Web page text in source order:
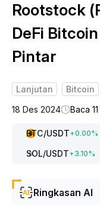
Rootstock
DeFi
Pintar
Lanjutan Bitcoin
18 Des 2024
Baca
BTC/USDT+0.00%
SOL/USDT+3.10%
Ringkasan AI